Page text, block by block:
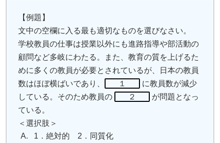
【例題】
文中の空欄に入る最も適切なものを選びなさい。
学校教員の仕事は授業以外にも進路指導や部活動の
顧問など多岐にわたる。また、教育の質を上げるた
めに多くの教員が必要とされているが、日本の教員
数はほぼ横ばいであり、
１
に教員数が減少
している。そのため教員の
２
が問題となっ
ている。
＜選択肢＞
1．絶対的 2．同質化